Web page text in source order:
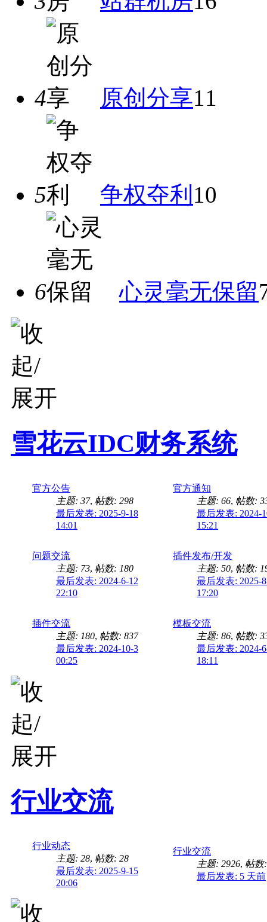
4 原创分享11
5 争权夺利 10
6 心灵毫无保留
雪花云IDC财务系统
官方公告
主题: 37, 帖数: 298
最后发表: 2025-9-18
14:01
官方通知
主题: 66, 帖数:
最后发表: 2024-
15:21
问题交流
主题: 73, 帖数: 180
最后发表: 2024-6-12
22:10
插件发布/开发
主题: 50, 帖数:
最后发表: 2025-
17:20
插件交流
主题: 180, 帖数: 837
最后发表: 2024-10-3
00:25
模板交流
主题: 86, 帖数:
最后发表: 2024-
18:11
行业交流
行业动态
主题: 28, 帖数: 28
最后发表: 2025-9-15
20:06
行业交流
主题: 2926, 帖数
最后发表: 5 天前